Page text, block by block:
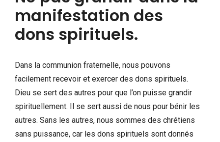
manifestation des
dons spirituels.
Dans la communion fraternelle, nous pouvons
facilement recevoir et exercer des dons spirituels.
Dieu se sert des autres pour que l’on puisse grandir
spirituellement. Il se sert aussi de nous pour bénir les
autres. Sans les autres, nous sommes des chrétiens
sans puissance, car les dons spirituels sont donnés